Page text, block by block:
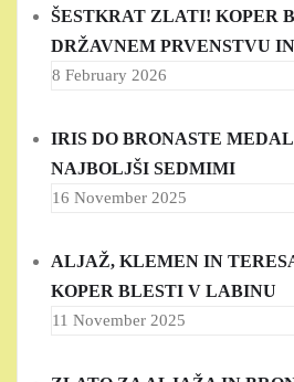
ŠESTKRAT ZLATI! KOPER
DRŽAVNEM PRVENSTVU
8 February 2026
IRIS DO BRONASTE
NAJBOLJŠI SEDMIMI
16 November 2025
ALJAŽ, KLEMEN IN
KOPER BLESTI V LABINU
11 November 2025